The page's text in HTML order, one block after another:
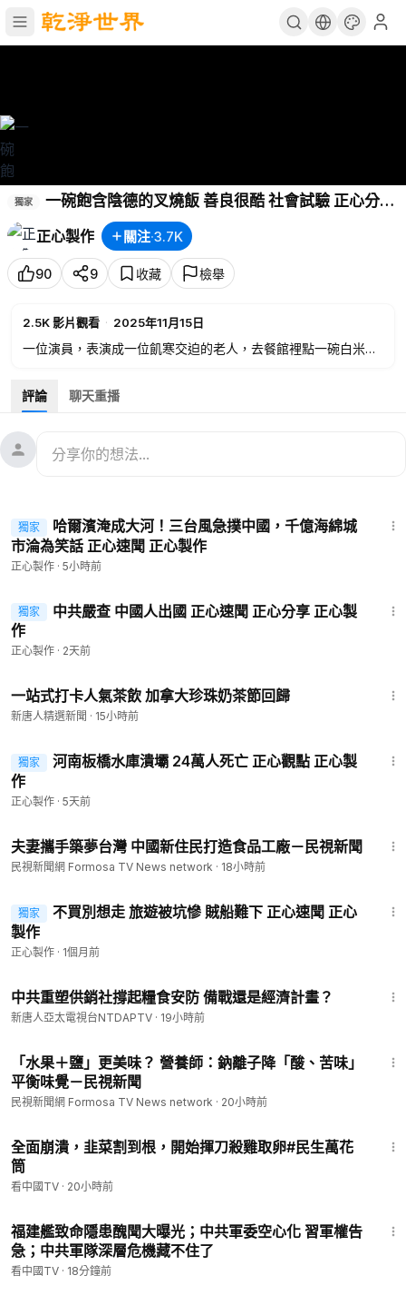
獨家
一碗飽含陰德的叉燒飯 善良很酷 社會試驗 正心分享
正心製作
正心製作
關注·3.7K
90 9 收藏 檢舉
2.5K影片觀看 · 2025年11月15日
一位演員，表演成一位飢寒交迫的老人，去餐館裡點一碗白米
評論
聊天重播
獨家
哈爾濱淹成大河！三台風急撲中國，千億海綿城
市淪為笑話 正心速聞 正心製作
正心製作 · 5小時前
獨家
中共嚴查 中國人出國 正心速聞 正心分享 正心製
作
正心製作 · 2天前
一站式打卡人氣茶飲 加拿大珍珠奶茶節回歸
新唐人精選新聞 · 15小時前
獨家
河南板橋水庫潰壩 24萬人死亡 正心觀點 正心製
作
正心製作 · 5天前
夫妻攜手築夢台灣 中國新住民打造食品工廠－民視新聞
民視新聞網 Formosa TV News network · 18小時前
獨家
不買別想走 旅遊被坑慘 賊船難下 正心速聞 正心
製作
正心製作 · 1個月前
中共重塑供銷社撐起糧食安防 備戰還是經濟計畫？
新唐人亞太電視台NTDAPTV · 19小時前
「水果＋鹽」更美味？ 營養師：鈉離子降「酸、苦味」
平衡味覺－民視新聞
民視新聞網 Formosa TV News network · 20小時前
全面崩潰，韭菜割到根，開始揮刀殺雞取卵#民生萬花
筒
看中國TV · 20小時前
福建艦致命隱患醜聞大曝光；中共軍委空心化 習軍權告
急；中共軍隊深層危機藏不住了
看中國TV · 18分鐘前